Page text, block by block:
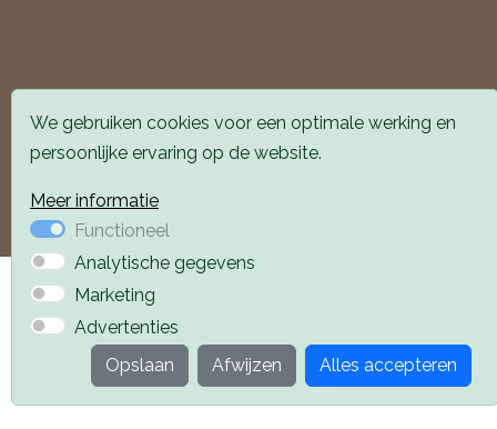
openbaar vervoer. Er is parkeergelegenheid voor de
Privacyverklaring
We gebruiken cookies voor een optimale werking en
persoonlijke ervaring op de website.
Meer informatie
Functioneel
Analytische gegevens
Marketing
Advertenties
Alles accepteren
Afwijzen
Opslaan